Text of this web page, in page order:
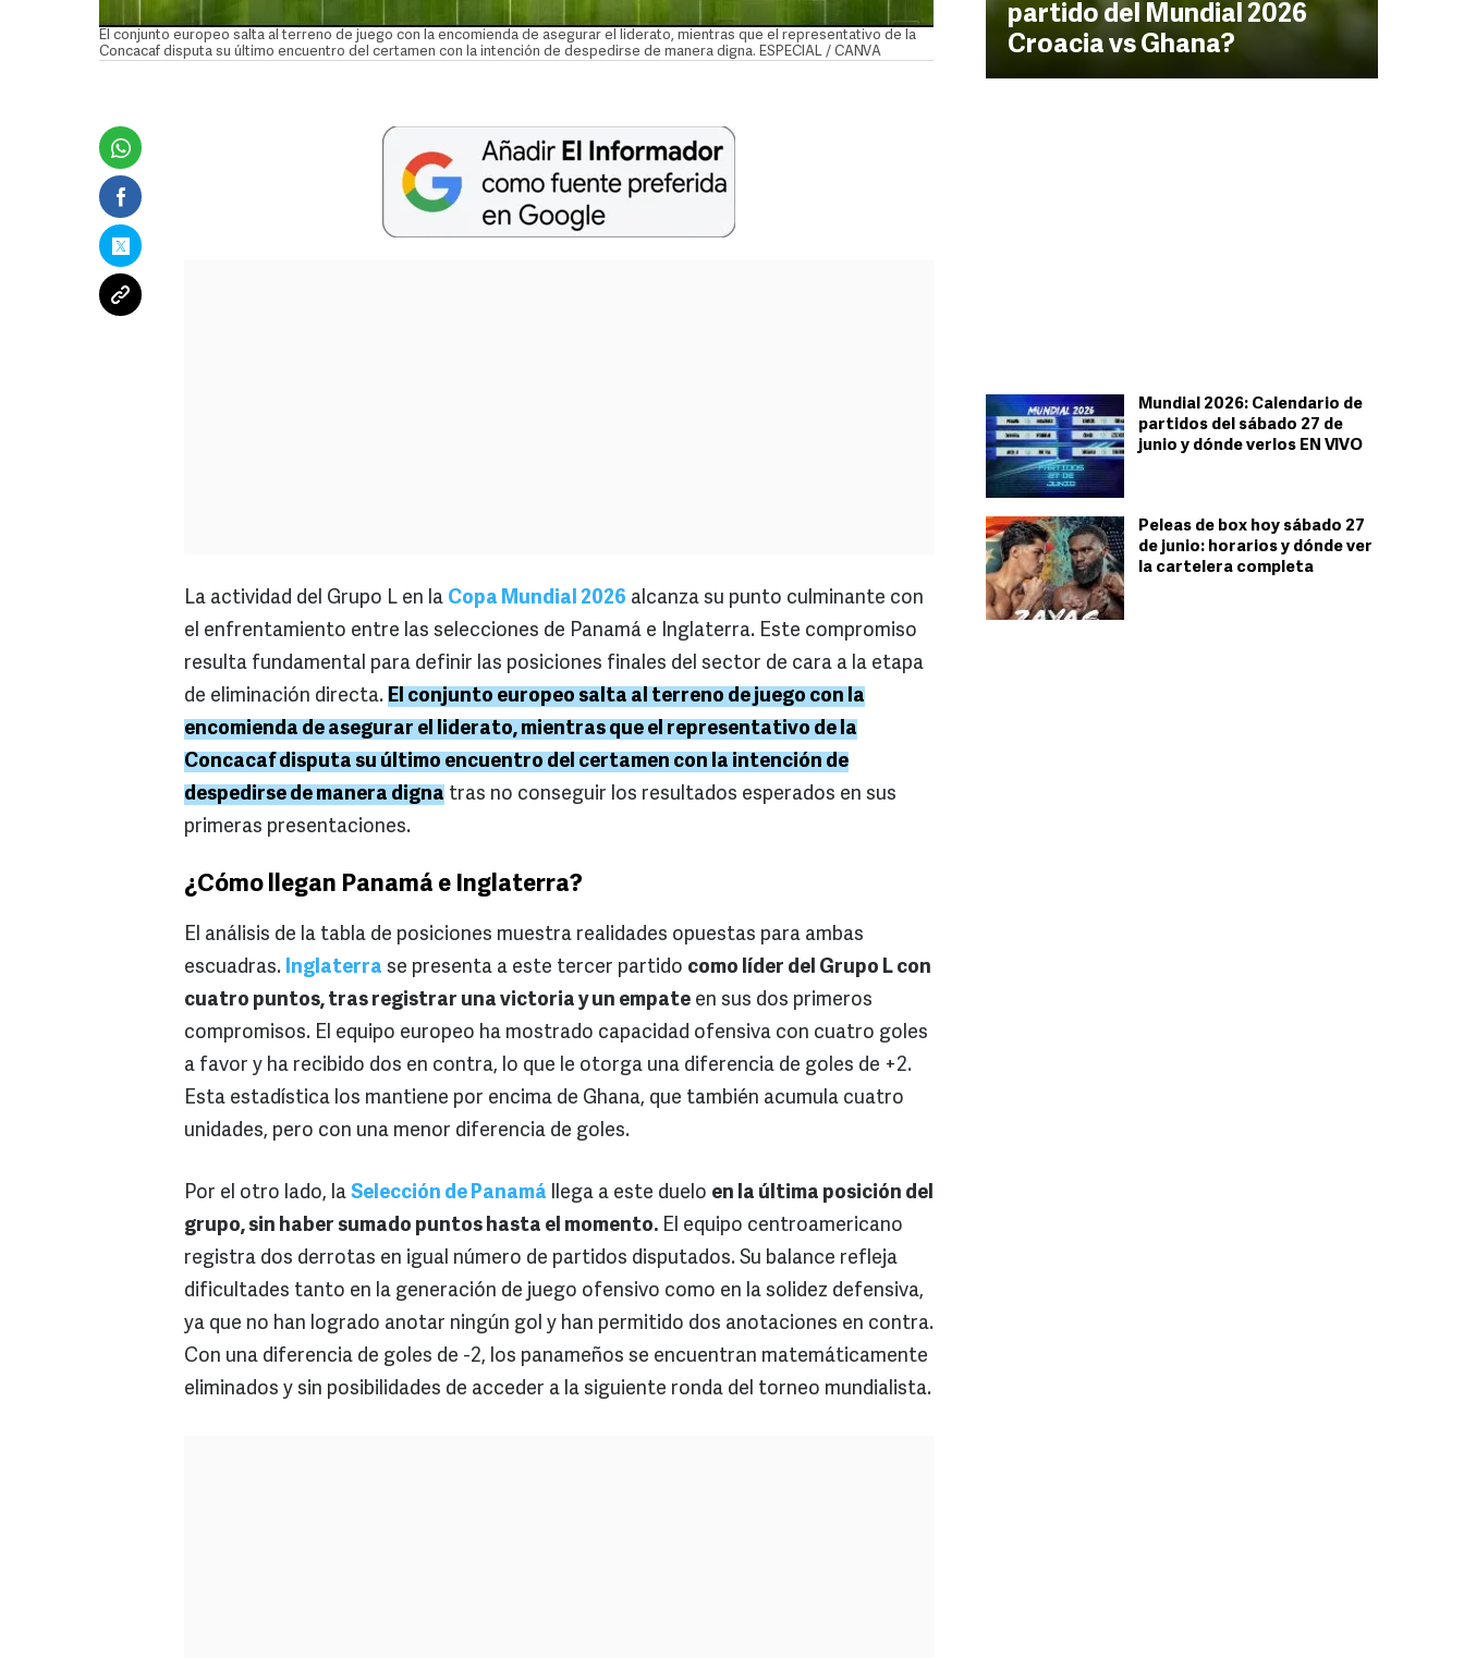
partido del Mundial 2026
Croacia vs Ghana?
Mundial 2026: Calendario de
partidos del sábado 27 de
junio y dónde verlos EN VIVO
Peleas de box hoy sábado 27
de junio: horarios y dónde ver
la cartelera completa
El conjunto europeo salta al terreno de juego con la encomienda de asegurar el liderato, mientras que el representativo de la
Concacaf disputa su último encuentro del certamen con la intención de despedirse de manera digna. ESPECIAL / CANVA
La actividad del Grupo L en la Copa Mundial 2026 alcanza su punto culminante con
el enfrentamiento entre las selecciones de Panamá e Inglaterra. Este compromiso
resulta fundamental para definir las posiciones finales del sector de cara a la etapa
de eliminación directa. El conjunto europeo salta al terreno de juego con la
encomienda de asegurar el liderato, mientras que el representativo de la
Concacaf disputa su último encuentro del certamen con la intención de
despedirse de manera digna tras no conseguir los resultados esperados en sus
primeras presentaciones.
¿Cómo llegan Panamá e Inglaterra?
El análisis de la tabla de posiciones muestra realidades opuestas para ambas
escuadras. Inglaterra se presenta a este tercer partido como líder del Grupo L con
cuatro puntos, tras registrar una victoria y un empate en sus dos primeros
compromisos. El equipo europeo ha mostrado capacidad ofensiva con cuatro goles
a favor y ha recibido dos en contra, lo que le otorga una diferencia de goles de +2.
Esta estadística los mantiene por encima de Ghana, que también acumula cuatro
unidades, pero con una menor diferencia de goles.
Por el otro lado, la Selección de Panamá llega a este duelo en la última posición del
grupo, sin haber sumado puntos hasta el momento. El equipo centroamericano
registra dos derrotas en igual número de partidos disputados. Su balance refleja
dificultades tanto en la generación de juego ofensivo como en la solidez defensiva,
ya que no han logrado anotar ningún gol y han permitido dos anotaciones en contra.
Con una diferencia de goles de -2, los panameños se encuentran matemáticamente
eliminados y sin posibilidades de acceder a la siguiente ronda del torneo mundialista.